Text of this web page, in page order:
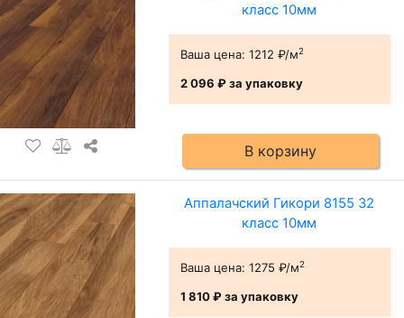
класс 10мм
Ваша цена: 1212 ₽/м2
2 096 ₽за упаковку
В корзину
Аппалачский Гикори 8155 32
класс 10мм
Ваша цена: 1275 ₽/м2
1 810 ₽за упаковку